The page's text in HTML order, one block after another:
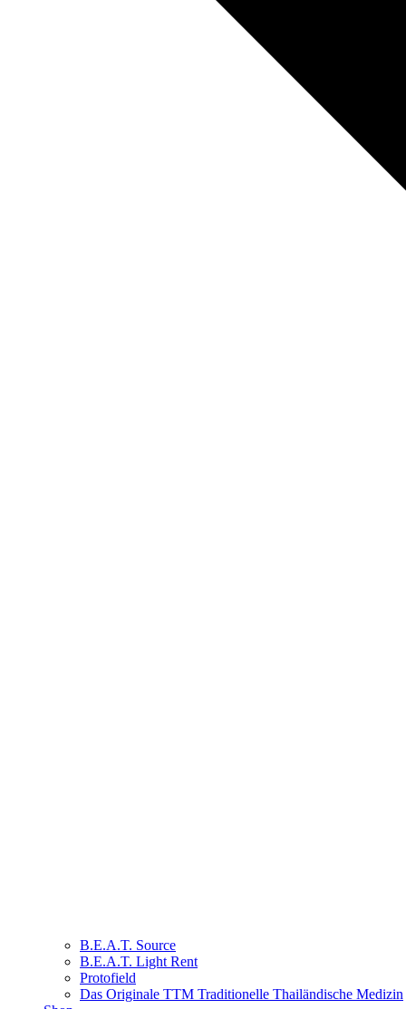
B.E.A.T. Source
B.E.A.T. Light Rent
Protofield
Das Originale TTM Traditionelle Thailändische Medizin